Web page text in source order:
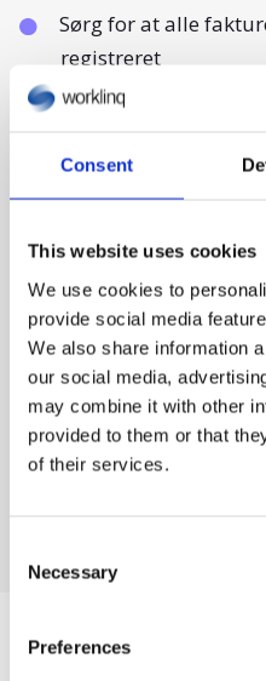
Consent
This website uses cookies
We use cookies to
provide social media
We also share information
our social media,
may combine it with other
provided to them or that
of their services.
Necessary
Preferences
Sørg for at alle
registreret